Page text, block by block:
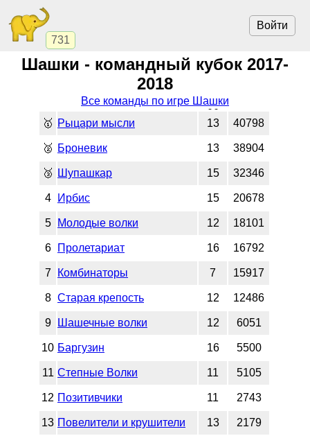
731
Войти
Шашки - командный кубок 2017-
2018
Все команды по игре Шашки
🥇 Рыцари мысли 13 40798
🥈 Броневик 13 38904
🥉 Шупашкар 15 32346
4 Ирбис 15 20678
5 Молодые волки 12 18101
6 Пролетариат 16 16792
7 Комбинаторы 7 15917
8 Старая крепость 12 12486
9 Шашечные волки 12 6051
10 Баргузин 16 5500
11 Степные Волки 11 5105
12 Позитивчики 11 2743
13 Повелители и крушители 13 2179